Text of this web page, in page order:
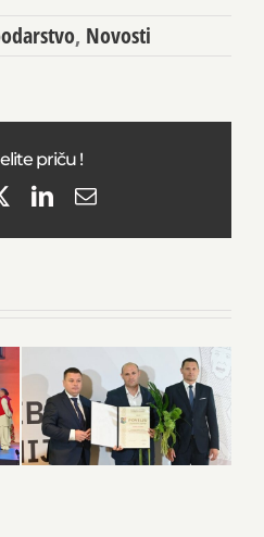
, Novosti
priču !
LinkedIn
Email